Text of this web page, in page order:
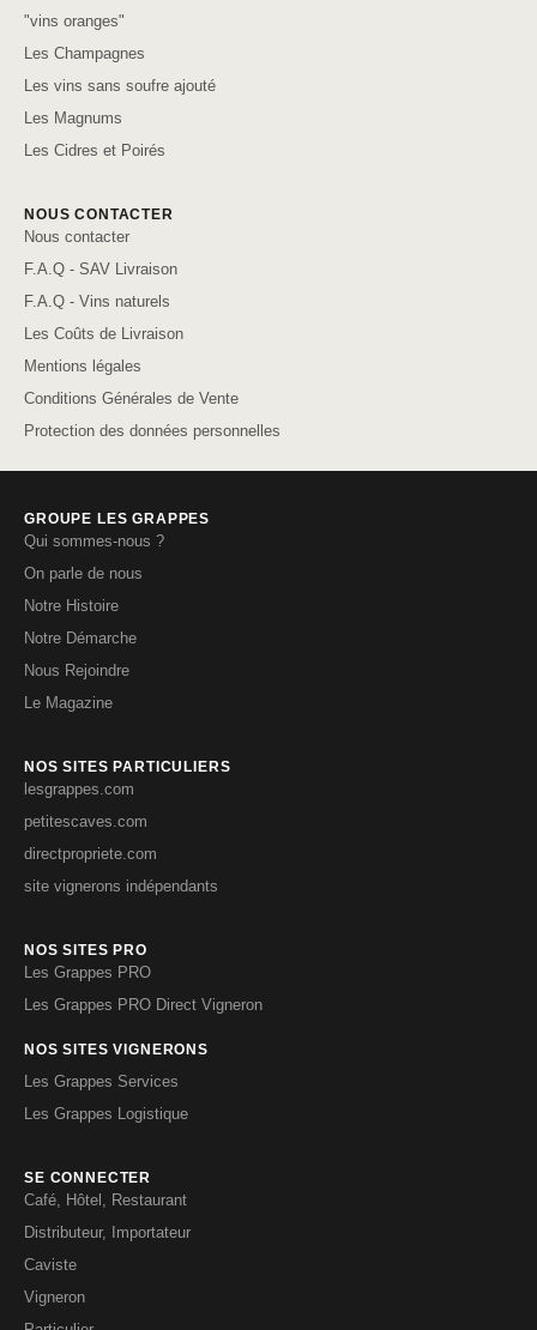
"vins oranges"
Les Champagnes
Les vins sans soufre ajouté
Les Magnums
Les Cidres et Poirés
NOUS CONTACTER
Nous contacter
F.A.Q - SAV Livraison
F.A.Q - Vins naturels
Les Coûts de Livraison
Mentions légales
Conditions Générales de Vente
Protection des données personnelles
GROUPE LES GRAPPES
Qui sommes-nous ?
On parle de nous
Notre Histoire
Notre Démarche
Nous Rejoindre
Le Magazine
NOS SITES PARTICULIERS
lesgrappes.com
petitescaves.com
directpropriete.com
site vignerons indépendants
NOS SITES PRO
Les Grappes PRO
Les Grappes PRO Direct Vigneron
NOS SITES VIGNERONS
Les Grappes Services
Les Grappes Logistique
SE CONNECTER
Café, Hôtel, Restaurant
Distributeur, Importateur
Caviste
Vigneron